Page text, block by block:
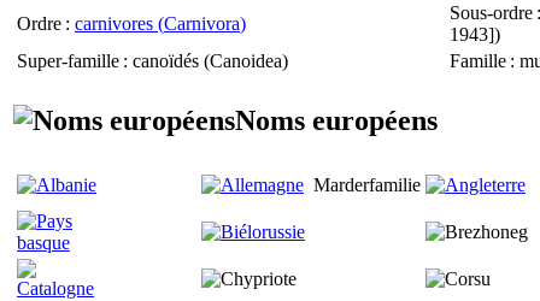
Ordre : carnivores (Carnivora)
Sous-ordre
1943])
Super-famille : canoïdés (Canoidea) Famille :
Noms européens
Marderfamilie